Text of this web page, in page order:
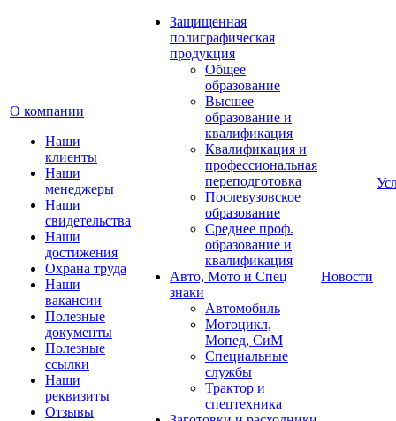
О компании
Наши
клиенты
Наши
менеджеры
Наши
свидетельства
Наши
достижения
Охрана труда
Наши
вакансии
Полезные
документы
Полезные
ссылки
Наши
реквизиты
Отзывы
Защищенная
полиграфическая
продукция
Общее
образование
Высшее
образование и
квалификация
Квалификация и
профессиональная
переподготовка
Послевузовское
образование
Среднее проф.
образование и
квалификация
Авто, Мото и Спец
знаки
Автомобиль
Мотоцикл,
Мопед, СиМ
Специальные
службы
Трактор и
спецтехника
Новости